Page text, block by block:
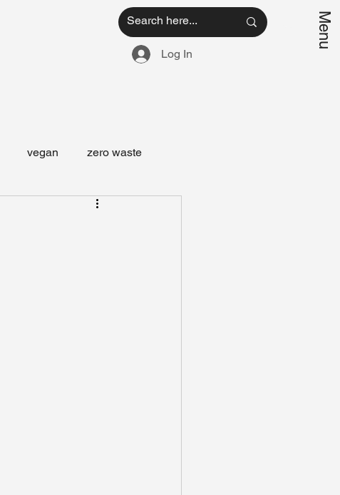
Menu
Log In
vegan zero waste